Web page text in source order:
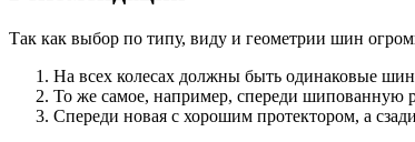
Так как выбор по типу, виду и геометрии шин
На всех колесах должны быть одинаковые
То же самое, например, спереди шипованную
Спереди новая с хорошим протектором, а